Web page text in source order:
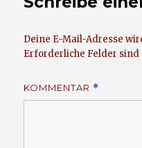
Deine E-Mail-Adresse
Erforderliche Felder
KOMMENTAR *